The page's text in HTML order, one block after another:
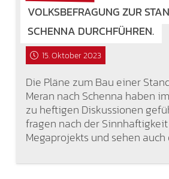
VOLKSBEFRAGUNG ZUR
SCHENNA DURCHFÜHREN.
15. Oktober 2023
Die Pläne zum Bau einer
Meran nach Schenna haben
zu heftigen Diskussionen
fragen nach der
Megaprojekts und sehen auch